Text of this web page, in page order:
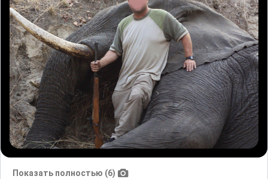
Показать полностью (6)